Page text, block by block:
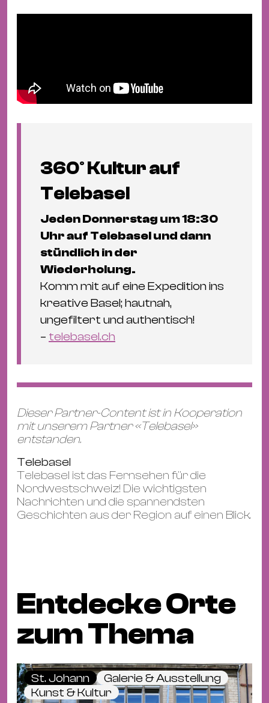
360° Kultur auf
Telebasel
Jeden Donnerstag um 18:30
Uhr auf Telebasel und dann
stündlich in der
Wiederholung.
Komm mit auf eine Expedition ins
kreative Basel; hautnah,
ungefiltert und authentisch!
– telebasel.ch
Dieser Partner-Content ist in Kooperation
mit unserem Partner «Telebasel»
entstanden.
Telebasel
Telebasel ist das Fernsehen für die
Nordwestschweiz! Die wichtigsten
Nachrichten und die spannendsten
Geschichten aus der Region auf einen Blick.
Entdecke Orte
zum Thema
St. Johann
Galerie & Ausstellung
Kunst & Kultur